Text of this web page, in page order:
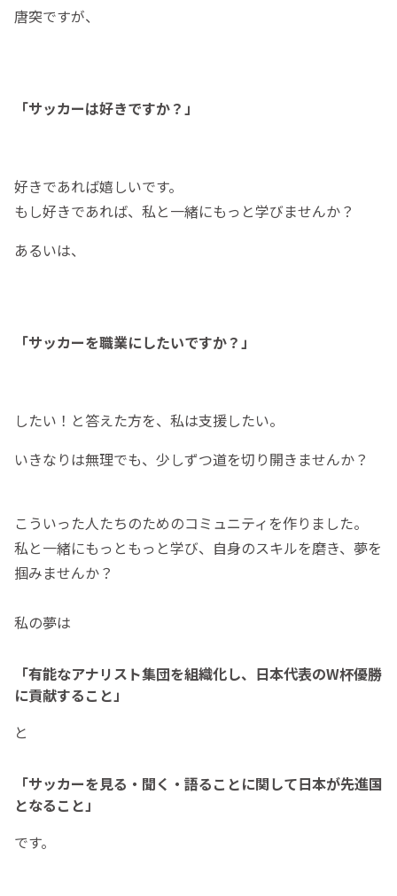
唐突ですが、
「サッカーは好きですか？」
好きであれば嬉しいです。
もし好きであれば、私と一緒にもっと学びませんか？
あるいは、
「サッカーを職業にしたいですか？」
したい！と答えた方を、私は支援したい。
いきなりは無理でも、少しずつ道を切り開きませんか？
こういった人たちのためのコミュニティを作りました。
私と一緒にもっともっと学び、自身のスキルを磨き、夢を
掴みませんか？
私の夢は
「有能なアナリスト集団を組織化し、日本代表のW杯優勝
に貢献すること」
と
「サッカーを見る・聞く・語ることに関して日本が先進国
となること」
です。